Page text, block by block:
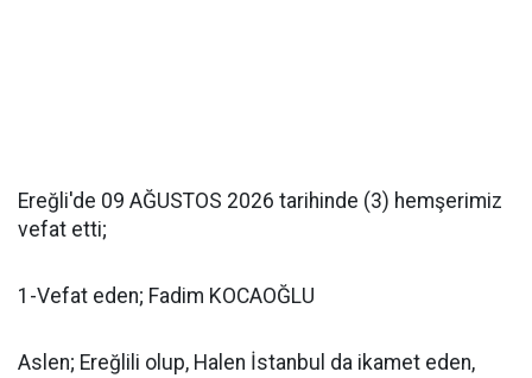
Ereğli'de 09 AĞUSTOS 2026 tarihinde (3) hemşerimiz
vefat etti;
1-Vefat eden; Fadim KOCAOĞLU
Aslen; Ereğlili olup, Halen İstanbul da ikamet eden,